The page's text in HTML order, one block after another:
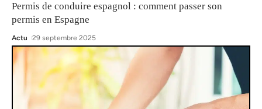
Permis de conduire espagnol : comment passer son
permis en Espagne
Actu 29 septembre 2025